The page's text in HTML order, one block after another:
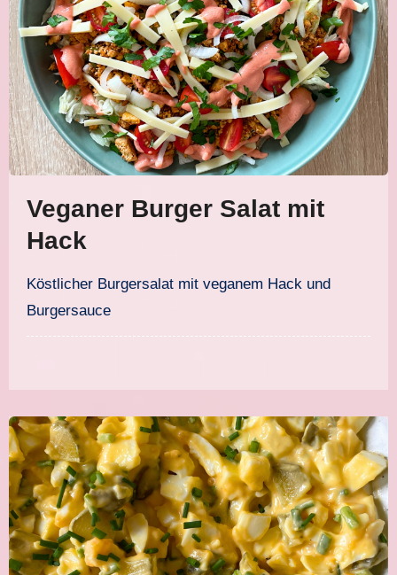
Veganer Burger Salat mit
Hack
Köstlicher Burgersalat mit veganem Hack und
Burgersauce